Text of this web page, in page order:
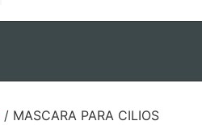
/ MASCARA PARA CILIOS